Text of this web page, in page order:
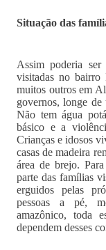
Situação das
Assim poderia ser
visitadas no bairro
muitos outros em
governos, longe
Não tem água
básico e a
Crianças e idosos
casas de madeira
área de brejo.
parte das famílias
erguidos pelas
pessoas a pé,
amazônico, toda
dependem desses